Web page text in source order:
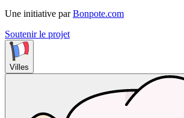
Une initiative par Bonpote.com
Soutenir le projet
Villes